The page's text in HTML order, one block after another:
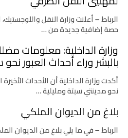
الرباط – أعلنت وزارة النقل
حصة إضافية جديدة من …
وزارة الداخلية: معلومات
بالبشر وراء أحداث العبور
أكدت وزارة الداخلية أن الأحداث
نحو مدينتي سبتة ومليلية …
بلاغ من الديوان الملكي
الرباط – في ما يلي بلاغ من الديوان